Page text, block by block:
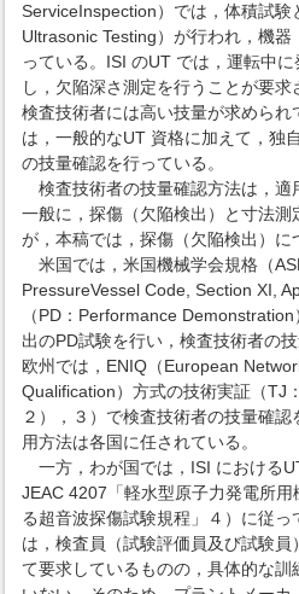
ServiceInspection）では，体積試験
Ultrasonic Testing）が行われ，機
っている。ISI のUT では，運転中
し，欠陥深さ測定を行うことが要
検査技術者には高い技量が求めら
は，一般的なUT 資格に加えて，独
の技量確認を行っている。
検査技術者の技量確認方法は，適
一般に，探傷（欠陥検出）と寸法測
が，本稿では，探傷（欠陥検出）に
米国では，米国機械学会規格（
PressureVessel Code, Section XI,
（PD：Performance
出のPD試験を行い，検査技術者の
欧州では，ENIQ（European
Qualification）方式の技術実証（TJ
２），３）で検査技術者の技量確
用方法は各国に任されている。
一方，わが国では，ISI における
JEAC 4207「軽水型原子力発電所
る超音波探傷試験規程」４）に従
は，検査員（試験評価員及び試験
て要求しているものの，具体的な